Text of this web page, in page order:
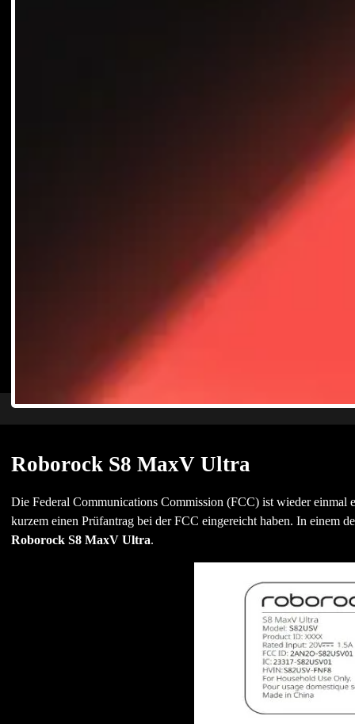
Roborock S8 MaxV Ultra
Die Federal Communications Commission (FCC) ist wieder einmal
kurzem einen Prüfantrag bei der FCC eingereicht haben. In einem
Roborock S8 MaxV Ultra.